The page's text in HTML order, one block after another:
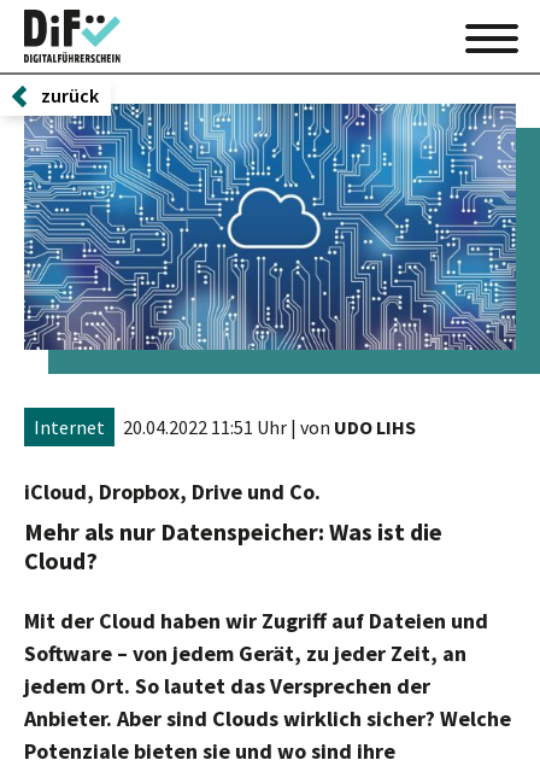
zurück
Internet 20.04.2022 11:51 Uhr | von UDO LIHS
iCloud, Dropbox, Drive und Co.
Mehr als nur Datenspeicher: Was ist die
Cloud?
Mit der Cloud haben wir Zugriff auf Dateien und
Software – von jedem Gerät, zu jeder Zeit, an
jedem Ort. So lautet das Versprechen der
Anbieter. Aber sind Clouds wirklich sicher? Welche
Potenziale bieten sie und wo sind ihre